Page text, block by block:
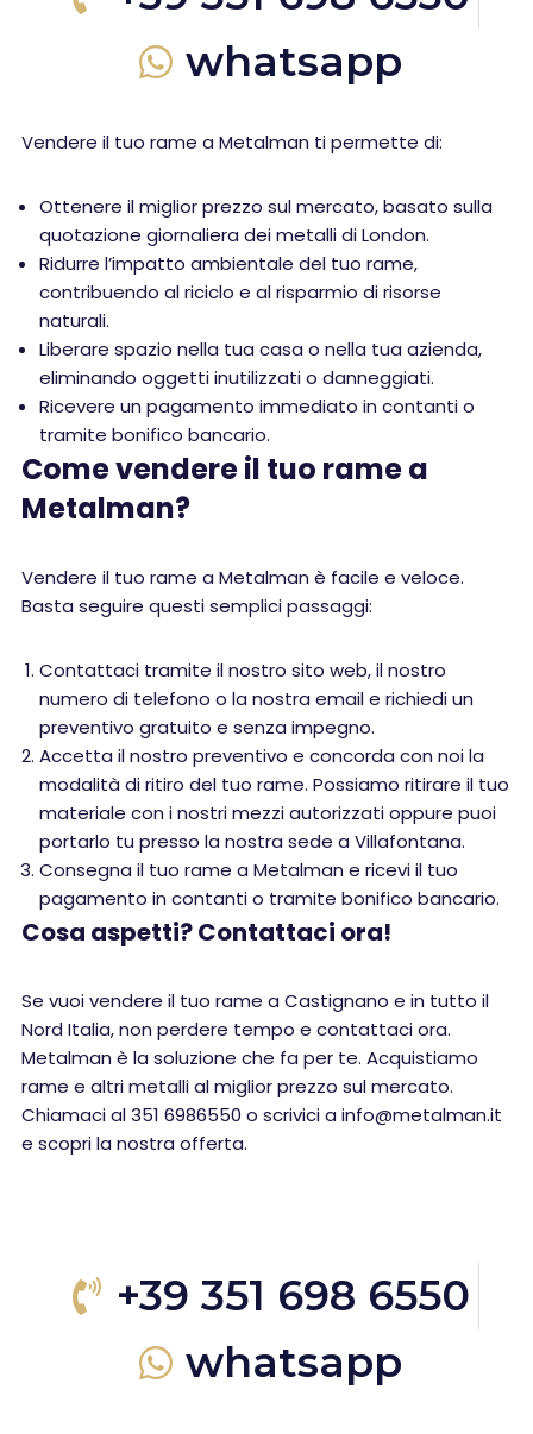
whatsapp
Vendere il tuo rame a Metalman ti permette di:
Ottenere il miglior prezzo sul mercato, basato sulla
quotazione giornaliera dei metalli di London.
Ridurre l’impatto ambientale del tuo rame,
contribuendo al riciclo e al risparmio di risorse
naturali.
Liberare spazio nella tua casa o nella tua azienda,
eliminando oggetti inutilizzati o danneggiati.
Ricevere un pagamento immediato in contanti o
tramite bonifico bancario.
Come vendere il tuo rame a
Metalman?
Vendere il tuo rame a Metalman è facile e veloce.
Basta seguire questi semplici passaggi:
Contattaci tramite il nostro sito web, il nostro
numero di telefono o la nostra email e richiedi un
preventivo gratuito e senza impegno.
Accetta il nostro preventivo e concorda con noi la
modalità di ritiro del tuo rame. Possiamo ritirare il tuo
materiale con i nostri mezzi autorizzati oppure puoi
portarlo tu presso la nostra sede a Villafontana.
Consegna il tuo rame a Metalman e ricevi il tuo
pagamento in contanti o tramite bonifico bancario.
Cosa aspetti? Contattaci ora!
Se vuoi vendere il tuo rame a Castignano e in tutto il
Nord Italia, non perdere tempo e contattaci ora.
Metalman è la soluzione che fa per te. Acquistiamo
rame e altri metalli al miglior prezzo sul mercato.
Chiamaci al 351 6986550 o scrivici a info@metalman.it
e scopri la nostra offerta.
+39 351 698 6550
whatsapp